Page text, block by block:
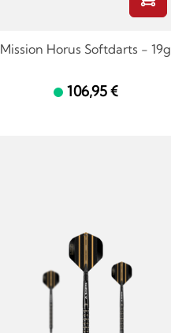
Mission Horus Softdarts - 19g
106,95 €